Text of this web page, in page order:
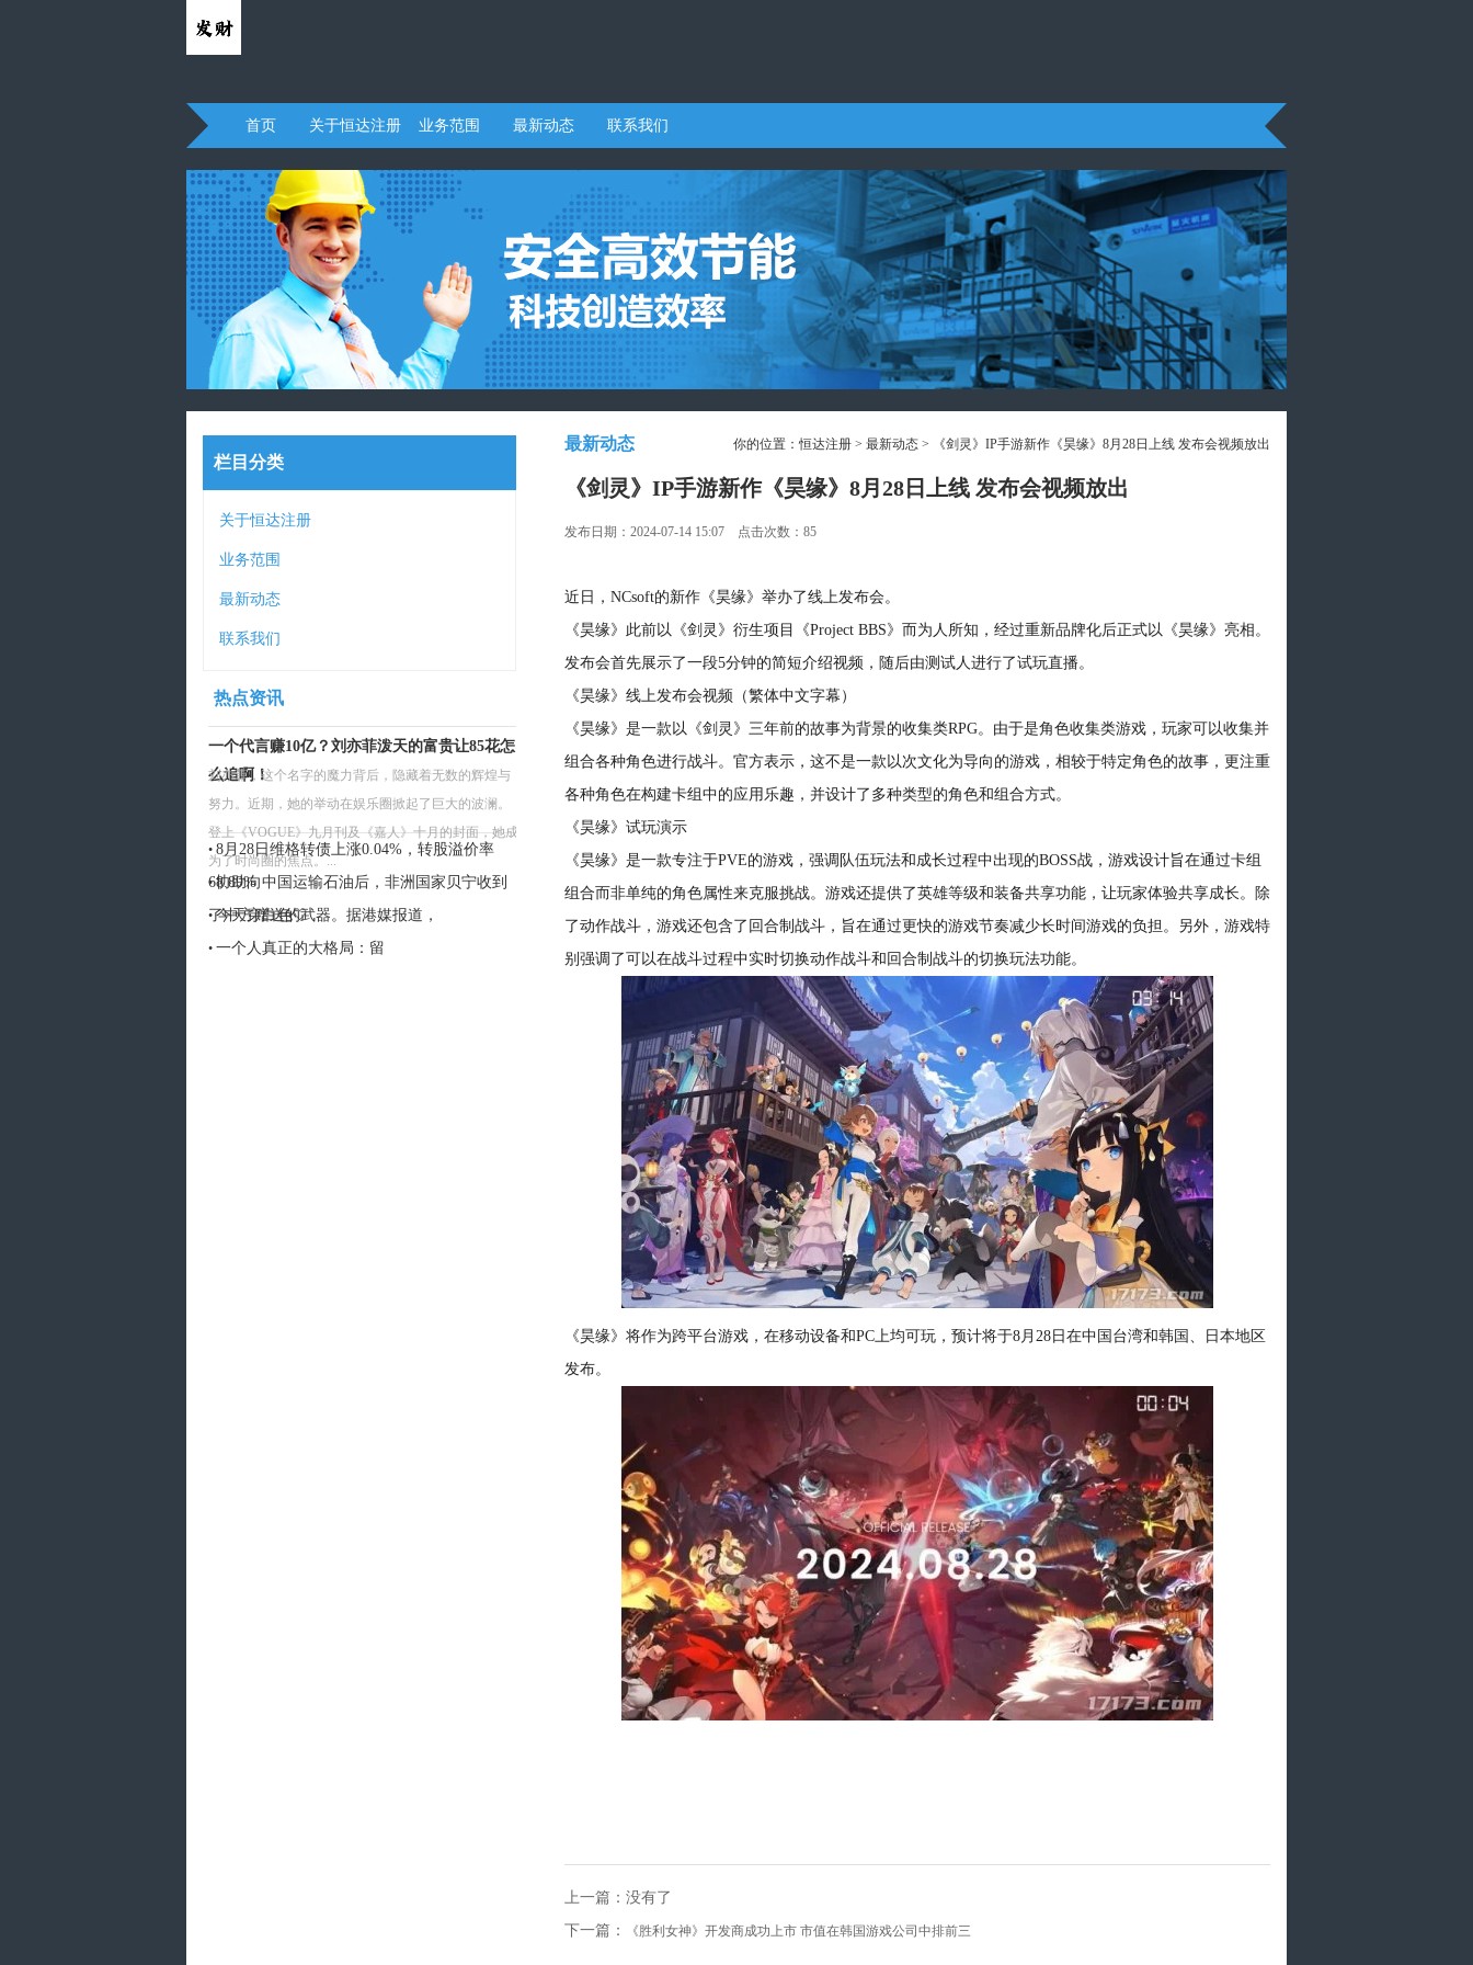
首页 关于恒达注册 业务范围 最新动态 联系我们
栏目分类
关于恒达注册
业务范围
最新动态
联系我们
热点资讯
一个代言赚10亿？刘亦菲泼天的富贵让85花怎
么追啊！
刘亦菲，这个名字的魔力背后，隐藏着无数的辉煌与
努力。近期，她的举动在娱乐圈掀起了巨大的波澜。
登上《VOGUE》九月刊及《嘉人》十月的封面，她成
为了时尚圈的焦点。...
• 8月28日维格转债上涨0.04%，转股溢价率
68.89%
•协助向中国运输石油后，非洲国家贝宁收到
了中方赠送的武器。据港媒报道，
•今天穿白色🤍
• 一个人真正的大格局：留
最新动态 你的位置：恒达注册 > 最新动态 > 《剑灵》IP手游新作《昊缘》8月28日上线 发布会视频放出
《剑灵》IP手游新作《昊缘》8月28日上线 发布会视频放出
发布日期：2024-07-14 15:07 点击次数：85
近日，NCsoft的新作《昊缘》举办了线上发布会。
《昊缘》此前以《剑灵》衍生项目《Project BBS》而为人所知，经过重新品牌化后正式以《昊缘》亮相。
发布会首先展示了一段5分钟的简短介绍视频，随后由测试人进行了试玩直播。
《昊缘》线上发布会视频（繁体中文字幕）
《昊缘》是一款以《剑灵》三年前的故事为背景的收集类RPG。由于是角色收集类游戏，玩家可以收集并
组合各种角色进行战斗。官方表示，这不是一款以次文化为导向的游戏，相较于特定角色的故事，更注重
各种角色在构建卡组中的应用乐趣，并设计了多种类型的角色和组合方式。
《昊缘》试玩演示
《昊缘》是一款专注于PVE的游戏，强调队伍玩法和成长过程中出现的BOSS战，游戏设计旨在通过卡组
组合而非单纯的角色属性来克服挑战。游戏还提供了英雄等级和装备共享功能，让玩家体验共享成长。除
了动作战斗，游戏还包含了回合制战斗，旨在通过更快的游戏节奏减少长时间游戏的负担。另外，游戏特
别强调了可以在战斗过程中实时切换动作战斗和回合制战斗的切换玩法功能。
《昊缘》将作为跨平台游戏，在移动设备和PC上均可玩，预计将于8月28日在中国台湾和韩国、日本地区
发布。
上一篇：没有了
下一篇：
《胜利女神》开发商成功上市 市值在韩国游戏公司中排前三